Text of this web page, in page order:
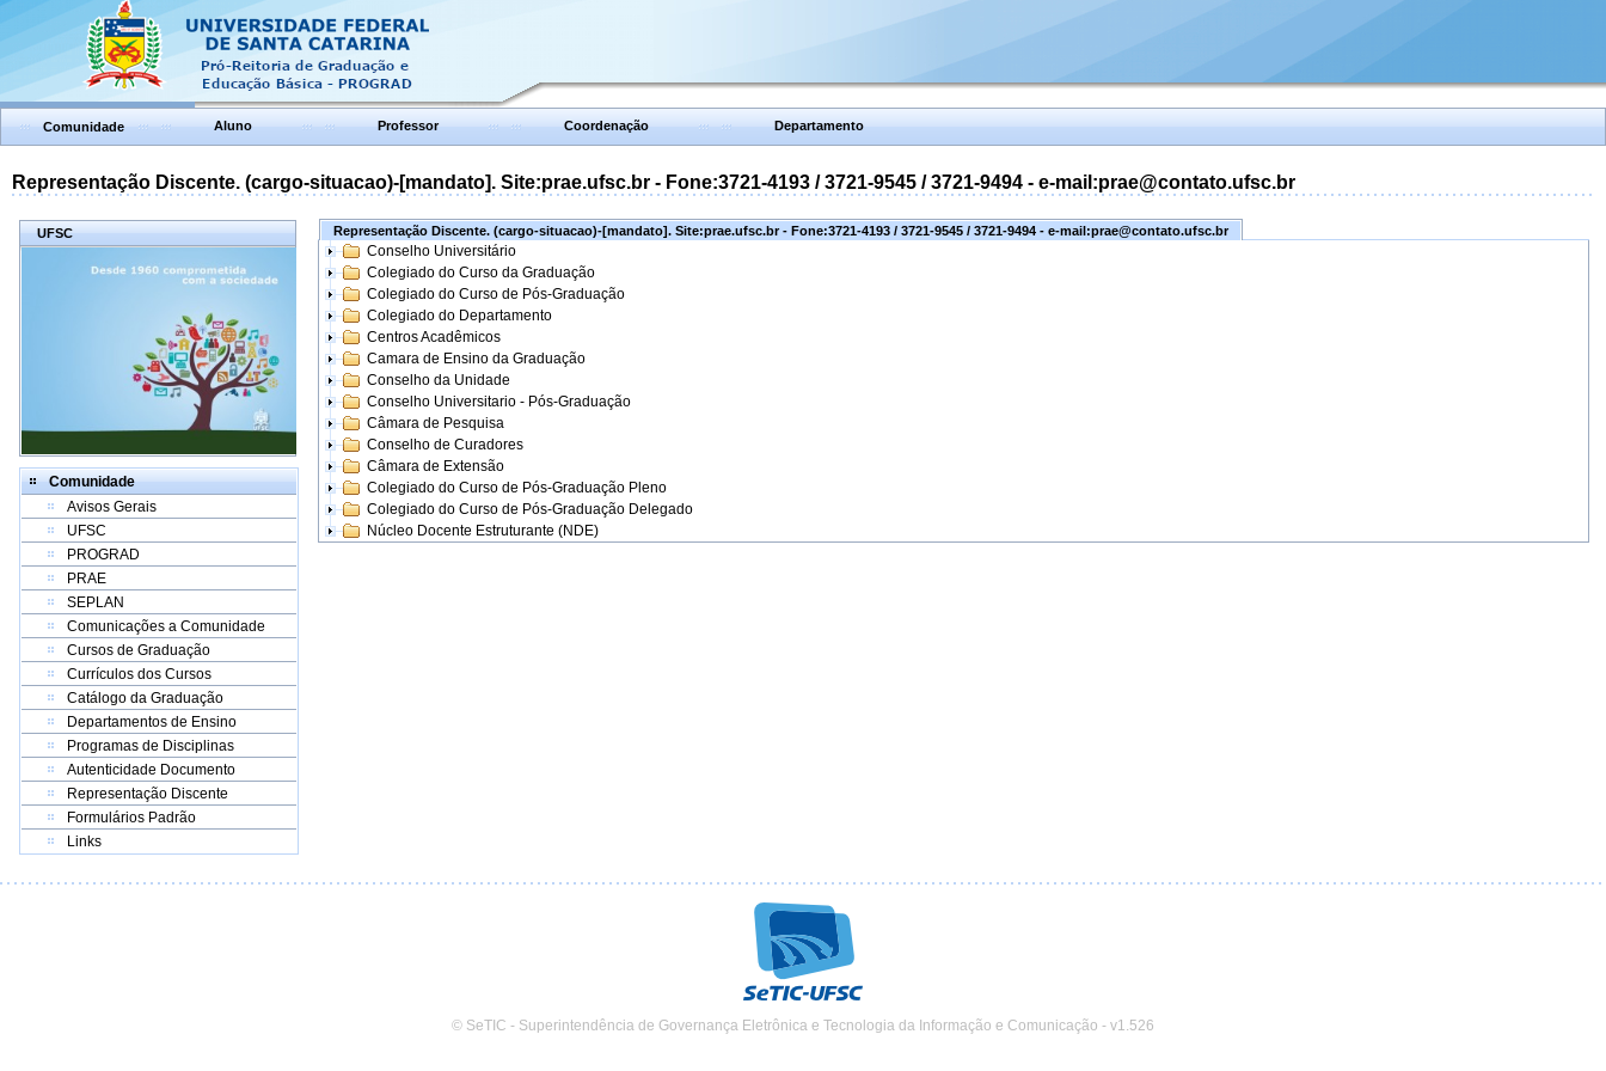
Comunidade Aluno Professor Coordenação Departamento
Representação Discente. (cargo-situacao)-[mandato]. Site:prae.ufsc.br - Fone:3721-4193 / 3721-9545 / 3721-9494 - e-mail:prae@contato.ufsc.br
UFSC
Comunidade
Avisos Gerais
UFSC
PROGRAD
PRAE
SEPLAN
Comunicações a Comunidade
Cursos de Graduação
Currículos dos Cursos
Catálogo da Graduação
Departamentos de Ensino
Programas de Disciplinas
Autenticidade Documento
Representação Discente
Formulários Padrão
Links
Representação Discente. (cargo-situacao)-[mandato]. Site:prae.ufsc.br - Fone:3721-4193 / 3721-9545 / 3721-9494 - e-mail:prae@contato.ufsc.br
Conselho Universitário
Colegiado do Curso da Graduação
Colegiado do Curso de Pós-Graduação
Colegiado do Departamento
Centros Acadêmicos
Camara de Ensino da Graduação
Conselho da Unidade
Conselho Universitario - Pós-Graduação
Câmara de Pesquisa
Conselho de Curadores
Câmara de Extensão
Colegiado do Curso de Pós-Graduação Pleno
Colegiado do Curso de Pós-Graduação Delegado
Núcleo Docente Estruturante (NDE)
© SeTIC - Superintendência de Governança Eletrônica e Tecnologia da Informação e Comunicação - v1.526